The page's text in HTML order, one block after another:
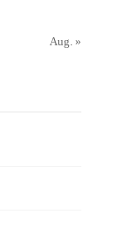
Aug. »